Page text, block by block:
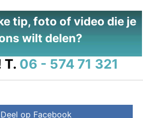
tip, foto of video die je
wilt delen?
T. 06 - 574 71 321
Deel op Facebook